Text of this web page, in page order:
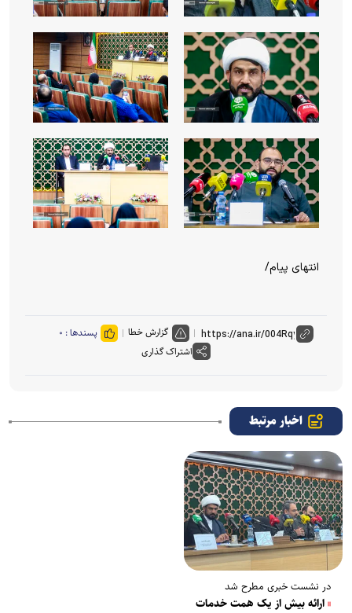
انتهای پیام/
گزارش خطا پسندها : ۰
اشتراک گذاری
اخبار مرتبط
در نشست خبری مطرح شد
ارائه بیش از یک همت خدمات